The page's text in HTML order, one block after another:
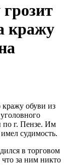
кражу
обуви из
г. Пензе. Им
судимость.
в торговом
за ним никто